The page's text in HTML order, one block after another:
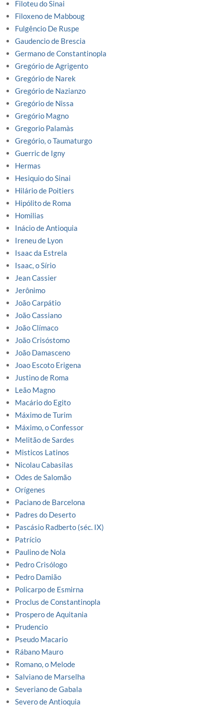
Filoteu do Sinai
Filoxeno de Mabboug
Fulgêncio De Ruspe
Gaudencio de Brescia
Germano de Constantinopla
Gregório de Agrigento
Gregório de Narek
Gregório de Nazianzo
Gregório de Nissa
Gregório Magno
Gregorio Palamàs
Gregório, o Taumaturgo
Guerric de Igny
Hermas
Hesiquio do Sinai
Hilário de Poitiers
Hipólito de Roma
Homilias
Inácio de Antioquia
Ireneu de Lyon
Isaac da Estrela
Isaac, o Sírio
Jean Cassier
Jerônimo
João Carpátio
João Cassiano
João Clímaco
João Crisóstomo
João Damasceno
Joao Escoto Erigena
Justino de Roma
Leão Magno
Macário do Egito
Máximo de Turim
Máximo, o Confessor
Melitão de Sardes
Misticos Latinos
Nicolau Cabasilas
Odes de Salomão
Orígenes
Paciano de Barcelona
Padres do Deserto
Pascásio Radberto (séc. IX)
Patrício
Paulino de Nola
Pedro Crisólogo
Pedro Damião
Policarpo de Esmirna
Proclus de Constantinopla
Prospero de Aquitania
Prudencio
Pseudo Macario
Rábano Mauro
Romano, o Melode
Salviano de Marselha
Severiano de Gabala
Severo de Antioquia